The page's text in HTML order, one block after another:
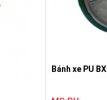
Bánh xe PU